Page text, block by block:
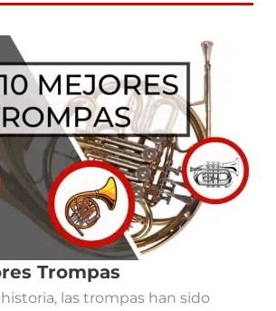
Trompas
las trompas han sido